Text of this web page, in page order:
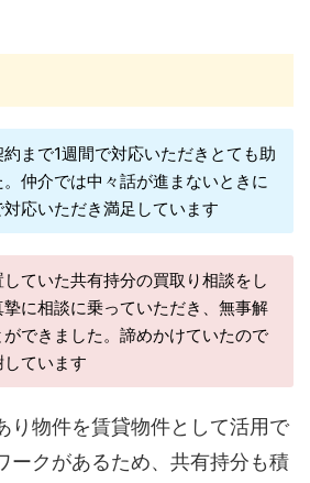
まで1週間で対応いただきとても助
仲介では中々話が進まないときに
応いただき満足しています
ていた共有持分の買取り相談をし
に相談に乗っていただき、無事解
できました。諦めかけていたので
ています
り物件を賃貸物件として活用で
ークがあるため、共有持分も積